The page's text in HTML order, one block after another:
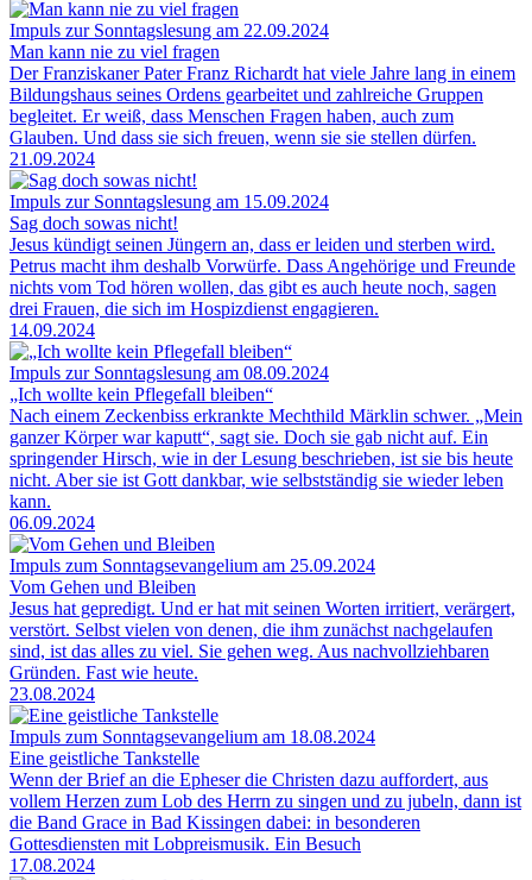
Impuls zur Sonntagslesung am 22.09.2024
Man kann nie zu viel fragen
Der Franziskaner Pater Franz Richardt hat viele Jahre lang in einem
Bildungshaus seines Ordens gearbeitet und zahlreiche Gruppen
begleitet. Er weiß, dass Menschen Fragen haben, auch zum
Glauben. Und dass sie sich freuen, wenn sie sie stellen dürfen.
21.09.2024
Impuls zur Sonntagslesung am 15.09.2024
Sag doch sowas nicht!
Jesus kündigt seinen Jüngern an, dass er leiden und sterben wird.
Petrus macht ihm deshalb Vorwürfe. Dass Angehörige und Freunde
nichts vom Tod hören wollen, das gibt es auch heute noch, sagen
drei Frauen, die sich im Hospizdienst engagieren.
14.09.2024
Impuls zur Sonntagslesung am 08.09.2024
„Ich wollte kein Pflegefall bleiben“
Nach einem Zeckenbiss erkrankte Mechthild Märklin schwer. „Mein
ganzer Körper war kaputt“, sagt sie. Doch sie gab nicht auf. Ein
springender Hirsch, wie in der Lesung beschrieben, ist sie bis heute
nicht. Aber sie ist Gott dankbar, wie selbstständig sie wieder leben
kann.
06.09.2024
Impuls zum Sonntagsevangelium am 25.09.2024
Vom Gehen und Bleiben
Jesus hat gepredigt. Und er hat mit seinen Worten irritiert, verärgert,
verstört. Selbst vielen von denen, die ihm zunächst nachgelaufen
sind, ist das alles zu viel. Sie gehen weg. Aus nachvollziehbaren
Gründen. Fast wie heute.
23.08.2024
Impuls zum Sonntagsevangelium am 18.08.2024
Eine geistliche Tankstelle
Wenn der Brief an die Epheser die Christen dazu auffordert, aus
vollem Herzen zum Lob des Herrn zu singen und zu jubeln, dann ist
die Band Grace in Bad Kissingen dabei: in besonderen
Gottesdiensten mit Lobpreismusik. Ein Besuch
17.08.2024